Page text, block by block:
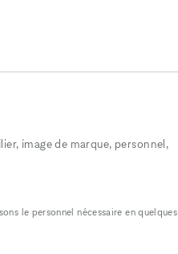
image de marque, personnel,
le personnel nécessaire en quelques